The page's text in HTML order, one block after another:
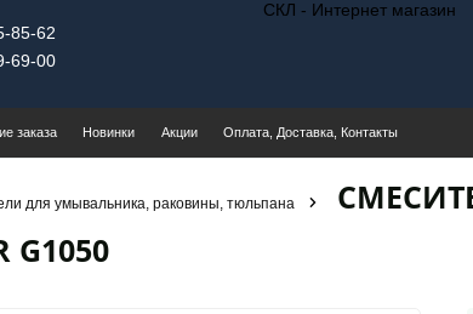
85-62
69-00
СКЛ - Интернет магазин
заказа Новинки Акции Оплата, Доставка, Контакты
для умывальника, раковины, тюльпана
G1050